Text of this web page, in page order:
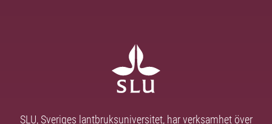
SLU, Sveriges lantbruksuniversitet, har verksamhet över